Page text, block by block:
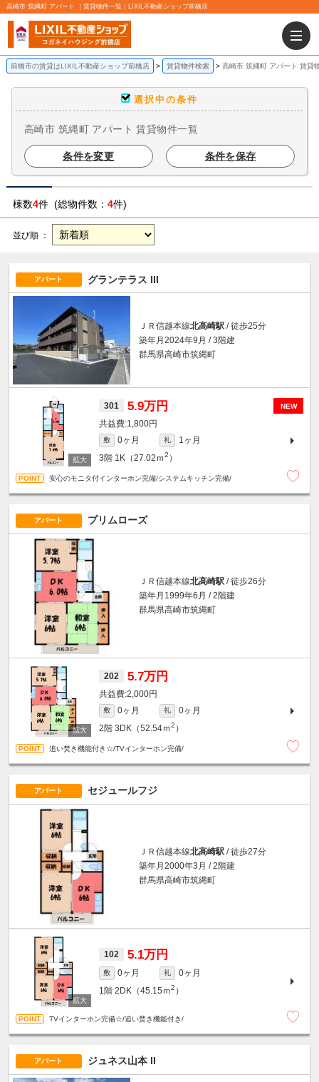
高崎市 筑縄町 アパート ｜賃貸物件一覧｜LIXIL不動産ショップ前橋店
前橋市の賃貸はLIXIL不動産ショップ前橋店 賃貸物件検索 高崎市 筑縄町 アパート 賃貸
選択中の条件
高崎市 筑縄町 アパート 賃貸物件一覧
条件を変更 条件を保存
棟数4件 (総物件数： 4件)
並び順 ：
アパート グランテラス III
ＪＲ信越本線北高崎駅 / 徒歩25分
築年月2024年9月 / 3階建
群馬県高崎市筑縄町
NEW
301 5.9万円
1,800円
敷 0ヶ月 礼
1ヶ月
3階 1K（27.02ｍ2 ）
安心のモニタ付インターホン完備/システムキッチン完備/
アパート プリムローズ
ＪＲ信越本線北高崎駅 / 徒歩26分
築年月1999年6月 / 2階建
群馬県高崎市筑縄町
202 5.7万円
2,000円
敷 0ヶ月 礼
0ヶ月
2階 3DK（52.54ｍ2 ）
追い焚き機能付き☆/TVインターホン完備/
アパート セジュールフジ
ＪＲ信越本線北高崎駅 / 徒歩27分
築年月2000年3月 / 2階建
群馬県高崎市筑縄町
102 5.1万円
敷 0ヶ月 礼
0ヶ月
1階 2DK（45.15ｍ2 ）
TVインターホン完備☆/追い焚き機能付き/
アパート ジュネス山本 II